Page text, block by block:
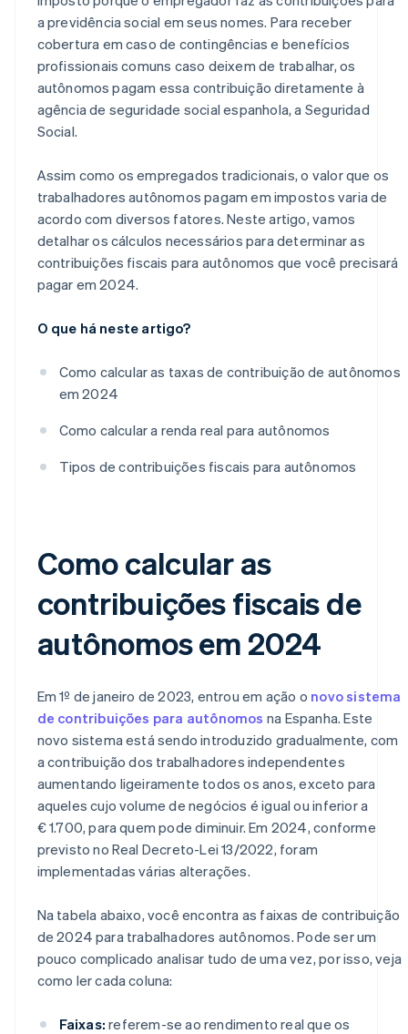
a previdência social em seus nomes. Para receber
cobertura em caso de contingências e benefícios
profissionais comuns caso deixem de trabalhar, os
autônomos pagam essa contribuição diretamente à
agência de seguridade social espanhola, a Seguridad
Social.
Assim como os empregados tradicionais, o valor que os
trabalhadores autônomos pagam em impostos varia de
acordo com diversos fatores. Neste artigo, vamos
detalhar os cálculos necessários para determinar as
contribuições fiscais para autônomos que você precisará
pagar em 2024.
O que há neste artigo?
Como calcular as taxas de contribuição de autônomos
em 2024
Como calcular a renda real para autônomos
Tipos de contribuições fiscais para autônomos
Como calcular as
contribuições fiscais de
autônomos em 2024
Em 1º de janeiro de 2023, entrou em ação o novo sistema
de contribuições para autônomos na Espanha. Este
novo sistema está sendo introduzido gradualmente, com
a contribuição dos trabalhadores independentes
aumentando ligeiramente todos os anos, exceto para
aqueles cujo volume de negócios é igual ou inferior a
€ 1.700, para quem pode diminuir. Em 2024, conforme
previsto no Real Decreto-Lei 13/2022, foram
implementadas várias alterações.
Na tabela abaixo, você encontra as faixas de contribuição
de 2024 para trabalhadores autônomos. Pode ser um
pouco complicado analisar tudo de uma vez, por isso, veja
como ler cada coluna:
Faixas: referem-se ao rendimento real que os